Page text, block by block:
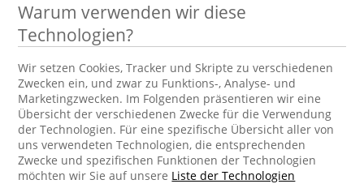
Warum verwenden wir diese
Technologien?
Wir setzen Cookies, Tracker und Skripte zu verschiedenen
Zwecken ein, und zwar zu Funktions-, Analyse- und
Marketingzwecken. Im Folgenden präsentieren wir eine
Übersicht der verschiedenen Zwecke für die Verwendung
der Technologien. Für eine spezifische Übersicht aller von
uns verwendeten Technologien, die entsprechenden
Zwecke und spezifischen Funktionen der Technologien
möchten wir Sie auf unsere Liste der Technologien